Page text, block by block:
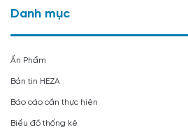
Danh mục
Ấn Phẩm
Bản tin HEZA
Báo cáo cần thực hiện
Biểu đồ thống kê